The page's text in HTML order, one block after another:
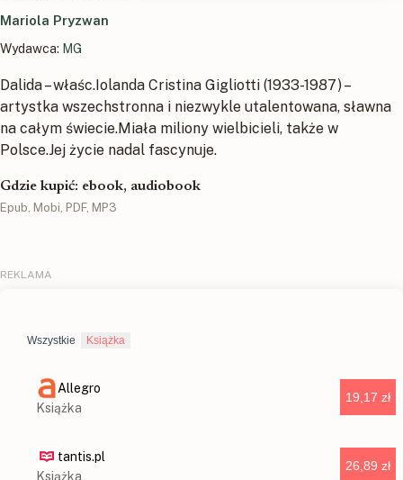
Mariola Pryzwan
Wydawca: MG
Dalida – właśc.Iolanda Cristina Gigliotti (1933-1987) –
artystka wszechstronna i niezwykle utalentowana, sławna
na całym świecie.Miała miliony wielbicieli, także w
Polsce.Jej życie nadal fascynuje.
Gdzie kupić: ebook, audiobook
Epub, Mobi, PDF, MP3